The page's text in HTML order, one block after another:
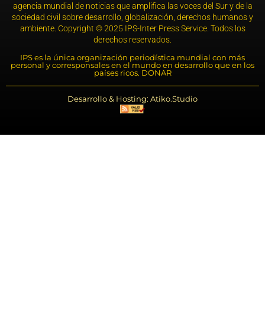
agencia mundial de noticias que amplifica las voces del Sur y de la
sociedad civil sobre desarrollo, globalización, derechos humanos y
ambiente. Copyright © 2025 IPS-Inter Press Service. Todos los
derechos reservados.
IPS es la única organización periodística mundial con más
personal y corresponsales en el mundo en desarrollo que en los
países ricos. DONAR
Desarrollo & Hosting: Atiko.Studio